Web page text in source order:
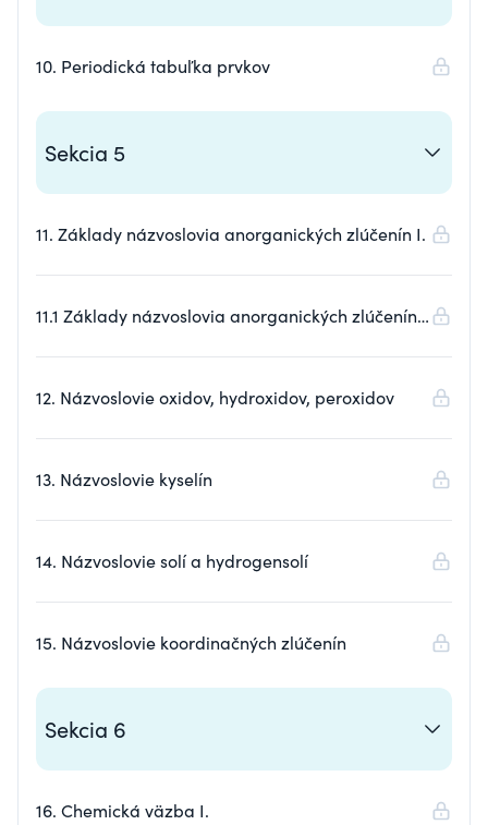
10. Periodická tabuľka prvkov
Sekcia 5
11. Základy názvoslovia anorganických zlúčenín I.
11.1 Základy názvoslovia anorganických zlúčenín
12. Názvoslovie oxidov, hydroxidov, peroxidov
13. Názvoslovie kyselín
14. Názvoslovie solí a hydrogensolí
15. Názvoslovie koordinačných zlúčenín
Sekcia 6
16. Chemická väzba I.